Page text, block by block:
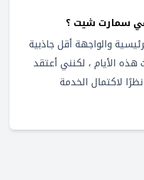
سمارت شيت ؟
والواجهة أقل جاذبية
هذه الأيام ، لكنني أعتقد
لاكتمال الخدمة